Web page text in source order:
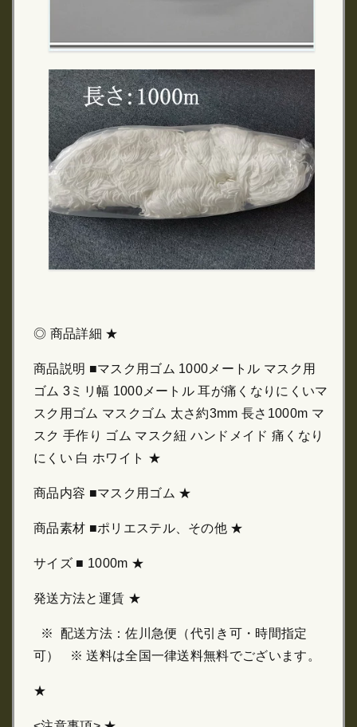
◎ 商品詳細 ★
商品説明 ■マスク用ゴム 1000メートル マスク用
ゴム 3ミリ幅 1000メートル 耳が痛くなりにくいマ
スク用ゴム マスクゴム 太さ約3mm 長さ1000m マ
スク 手作り ゴム マスク紐 ハンドメイド 痛くなり
にくい 白 ホワイト ★
商品内容 ■マスク用ゴム ★
商品素材 ■ポリエステル、その他 ★
サイズ ■ 1000m ★
発送方法と運賃 ★
※ 配送方法：佐川急便（代引き可・時間指定
可） ※ 送料は全国一律送料無料でございます。
★